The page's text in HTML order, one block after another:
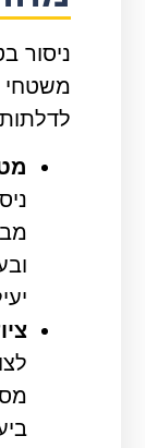
ניסור
משטחי